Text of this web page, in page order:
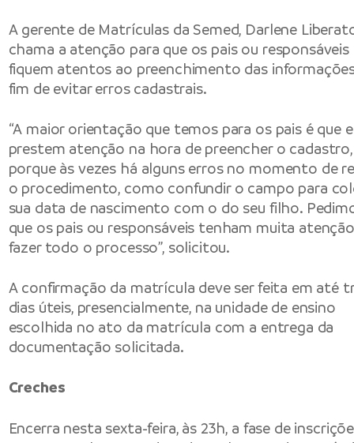
A gerente de Matrículas da Semed, Darlene
chama a atenção para que os pais ou responsáveis
fiquem atentos ao preenchimento das
fim de evitar erros cadastrais.
“A maior orientação que temos para os pais é que
prestem atenção na hora de preencher o cadastro,
porque às vezes há alguns erros no momento de
o procedimento, como confundir o campo para
sua data de nascimento com o do seu filho.
que os pais ou responsáveis tenham muita
fazer todo o processo”, solicitou.
A confirmação da matrícula deve ser feita em até
dias úteis, presencialmente, na unidade de ensino
escolhida no ato da matrícula com a entrega da
documentação solicitada.
Creches
Encerra nesta sexta-feira, às 23h, a fase de